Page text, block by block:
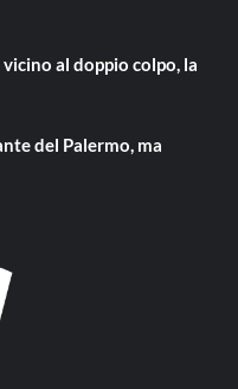
al doppio colpo, la
del Palermo, ma